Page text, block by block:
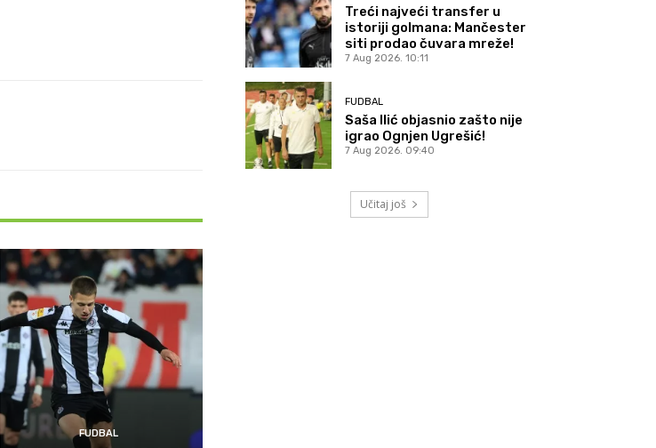
FUDBAL
Treći najveći transfer u
istoriji golmana: Mančester
siti prodao čuvara mreže!
7 Aug 2026. 10:11
FUDBAL
Saša Ilić objasnio zašto nije
igrao Ognjen Ugrešić!
7 Aug 2026. 09:40
Učitaj još